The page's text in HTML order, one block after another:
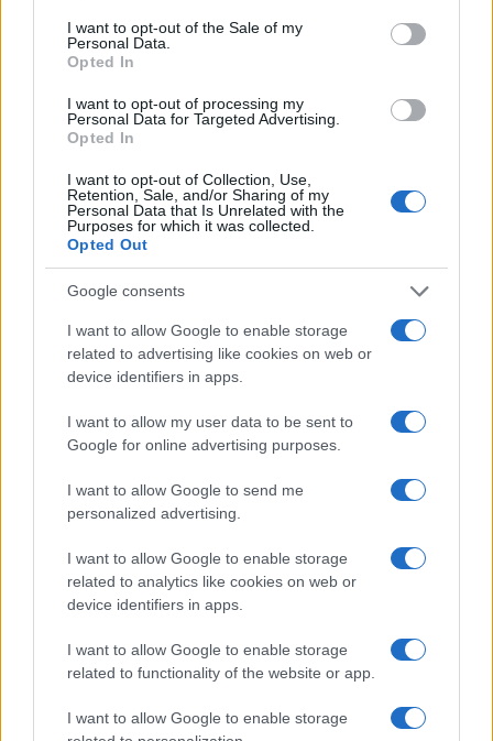
I want to opt-out of the Sale of my
Personal Data.
Opted In
I want to opt-out of processing my
Personal Data for Targeted Advertising.
Opted In
I want to opt-out of Collection, Use,
Retention, Sale, and/or Sharing of my
Personal Data that Is Unrelated with the
Purposes for which it was collected.
Opted Out
Google consents
I want to allow Google to enable storage
related to advertising like cookies on web or
device identifiers in apps.
I want to allow my user data to be sent to
Google for online advertising purposes.
I want to allow Google to send me
personalized advertising.
I want to allow Google to enable storage
related to analytics like cookies on web or
device identifiers in apps.
I want to allow Google to enable storage
related to functionality of the website or app.
I want to allow Google to enable storage
massimo consentito. Tra questi il celebre “Conte
di Montecristo” di Alexandre Dumas e una
biografia di Gesù scritta dallo storico Jean-
Christian Petitfils. Il primo libro narra di un uomo
ingiustamente incarcerato e in cerca di giustizia,
dettaglio che molti hanno interpretato come una
metafora della situazione personale di Sarkozy.
Durante il suo tempo in cella, Sarkozy ha
dichiarato di voler scrivere un diario o un libro
sulla sua esperienza detentiva.
Una pena che divide l’opinione
La condanna di Sarkozy ha generato un acceso
dibattito sia in Francia che oltre i confini nazionali.
I suoi avvocati hanno già depositato
esaminata nei prossimi mesi. Fra coloro che lo
sostengono figura la moglie Carla Bruni, che ha
suo orgoglio per l’uomo che considera innocente.